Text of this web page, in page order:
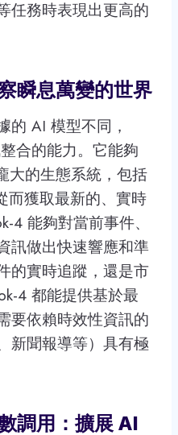
任務時表現出更高的
瞬息萬變的世界
的 AI 模型不同，
合的能力。它能夠
大的生態系統，包括
而獲取最新的、實時
4 能夠對當前事件、
訊做出快速響應和準
的實時追蹤，還是市
4 都能提供基於最
要依賴時效性資訊的
新聞報導等）具有極
調用：擴展 AI